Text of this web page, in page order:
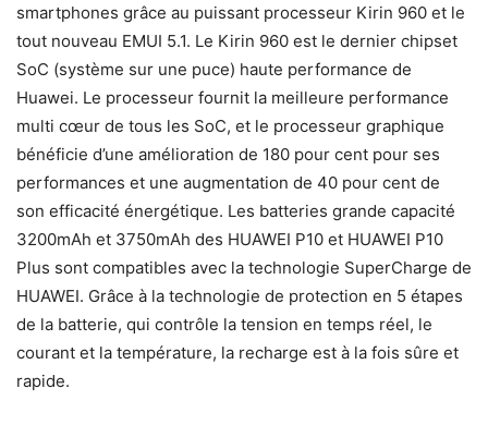
smartphones grâce au puissant processeur Kirin 960 et le
tout nouveau EMUI 5.1. Le Kirin 960 est le dernier chipset
SoC (système sur une puce) haute performance de
Huawei. Le processeur fournit la meilleure performance
multi cœur de tous les SoC, et le processeur graphique
bénéficie d’une amélioration de 180 pour cent pour ses
performances et une augmentation de 40 pour cent de
son efficacité énergétique. Les batteries grande capacité
3200mAh et 3750mAh des HUAWEI P10 et HUAWEI P10
Plus sont compatibles avec la technologie SuperCharge de
HUAWEI. Grâce à la technologie de protection en 5 étapes
de la batterie, qui contrôle la tension en temps réel, le
courant et la température, la recharge est à la fois sûre et
rapide.